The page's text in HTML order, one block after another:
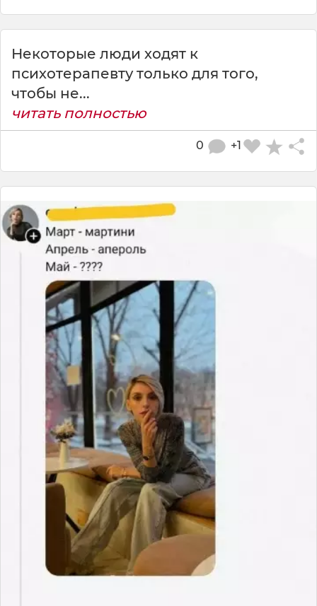
Некоторые люди ходят к
психотерапевту только для того,
чтобы не...
читать полностью
+1
0